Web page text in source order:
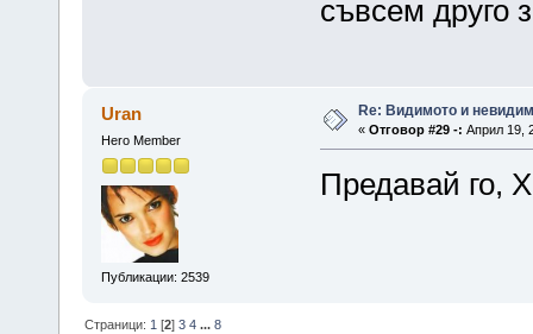
съвсем друго
Uran
Hero Member
Публикации: 2539
Re: Видимото и
« Отговор #29 -: Април 19,
Предавай го,
Страници: 1 [2]3 4 ...8